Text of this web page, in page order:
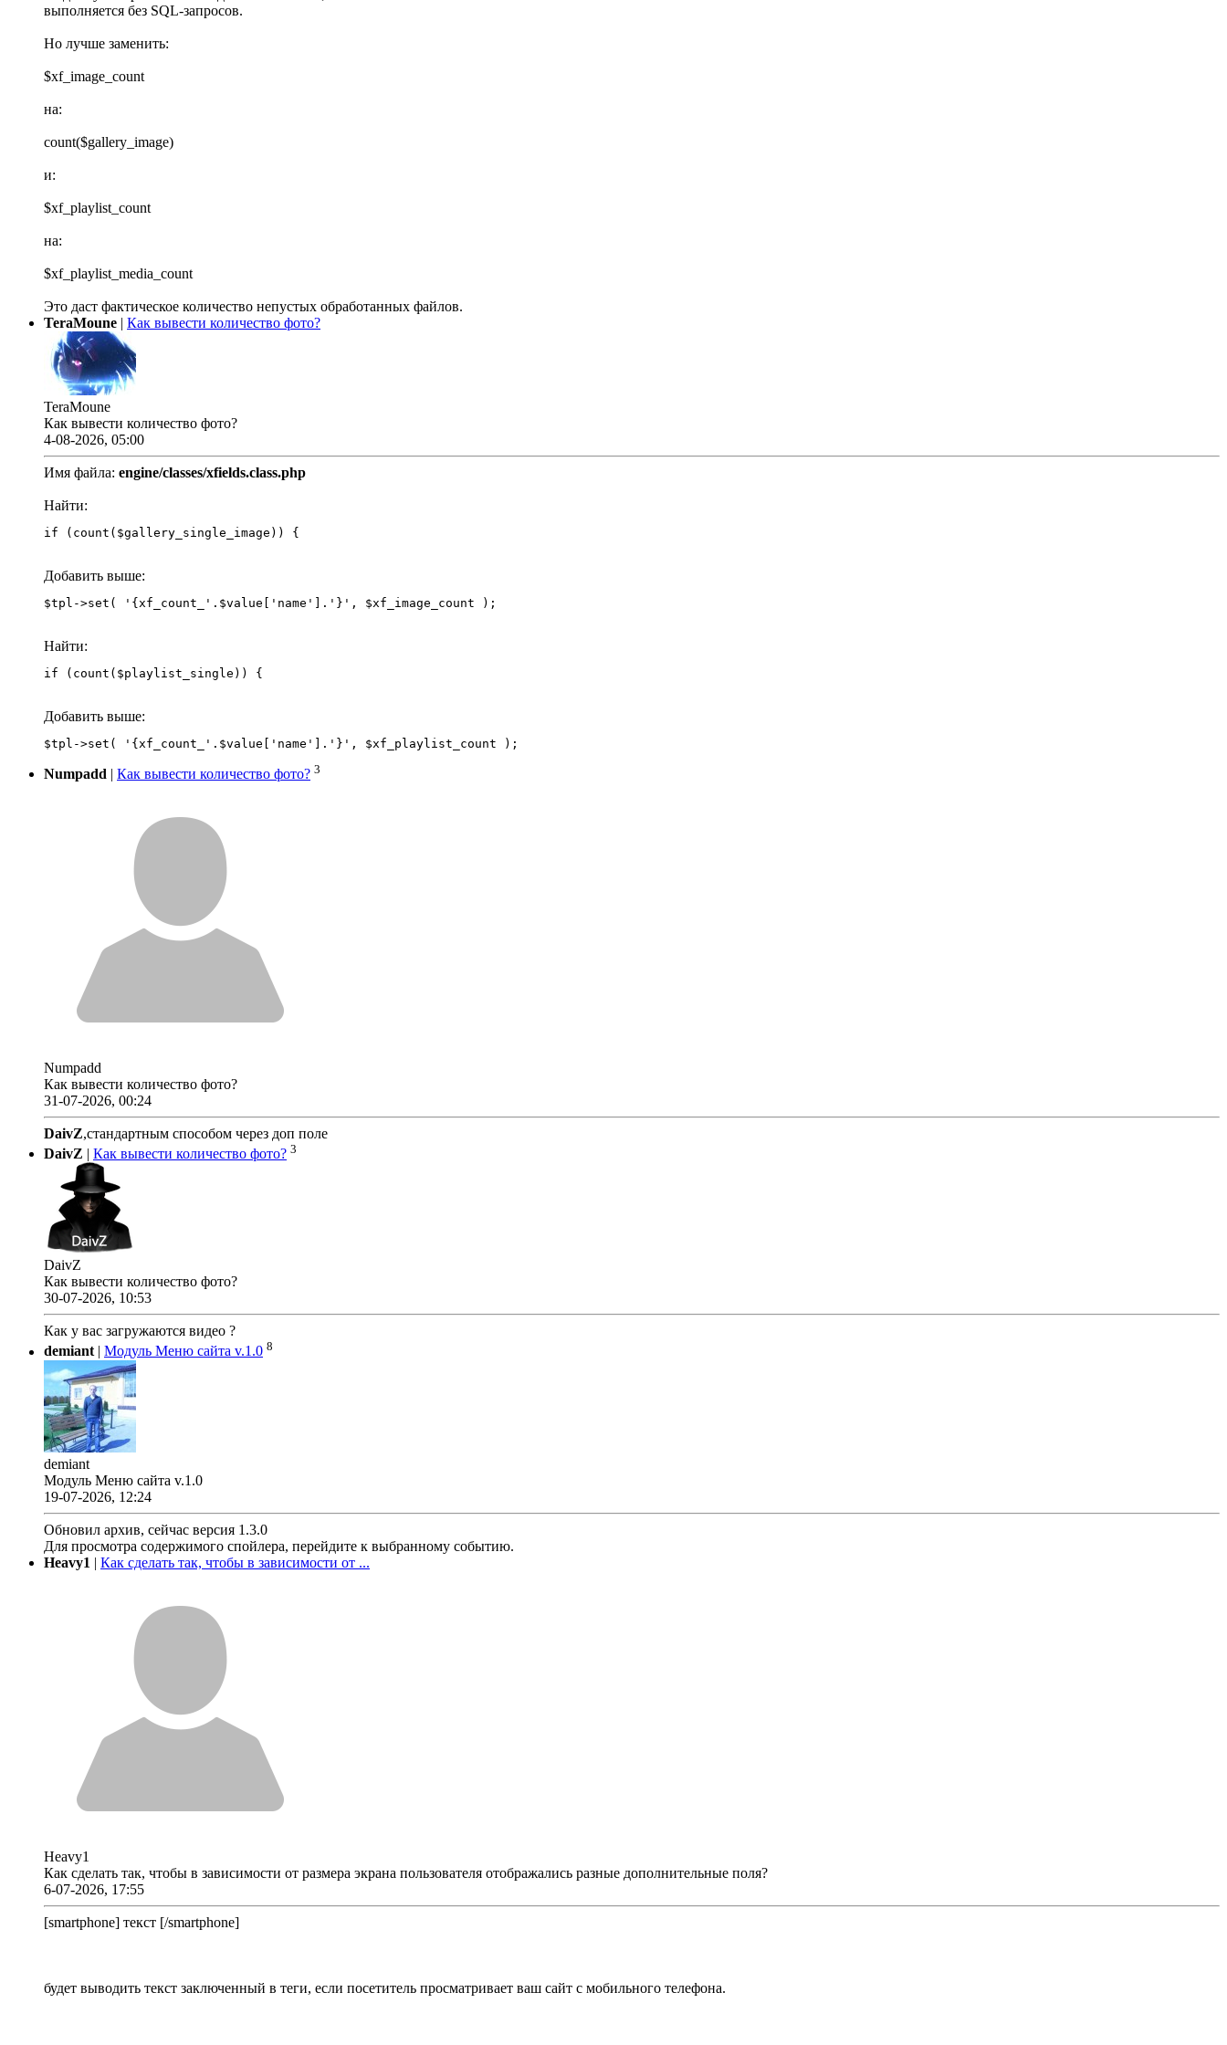
выполняется без SQL-запросов.
Но лучше заменить:
$xf_image_count
на:
count($gallery_image)
и:
$xf_playlist_count
на:
$xf_playlist_media_count
Это даст фактическое количество непустых обработанных файлов.
TeraMoune | Как вывести количество фото?
TeraMoune
Как вывести количество фото?
4-08-2026, 05:00
Имя файла: engine/classes/xfields.class.php
Найти:
if (count($gallery_single_image)) {
Добавить выше:
Найти:
if (count($playlist_single)) {
Добавить выше:
Numpadd | Как вывести количество фото? 3
Numpadd
Как вывести количество фото?
31-07-2026, 00:24
DaivZ,стандартным способом через доп поле
DaivZ | Как вывести количество фото? 3
DaivZ
Как вывести количество фото?
30-07-2026, 10:53
Как у вас загружаются видео ?
demiant| Модуль Меню сайта v.1.0 8
demiant
Модуль Меню сайта v.1.0
19-07-2026, 12:24
Обновил архив, сейчас версия 1.3.0
Для просмотра содержимого спойлера, перейдите к выбранному событию.
Heavy1 | Как сделать так, чтобы в зависимости от ...
Heavy1
Как сделать так, чтобы в зависимости от размера экрана пользователя отображались разные дополнительные поля?
6-07-2026, 17:55
[smartphone] текст [/smartphone]
будет выводить текст заключенный в теги, если посетитель просматривает ваш сайт с мобильного телефона.